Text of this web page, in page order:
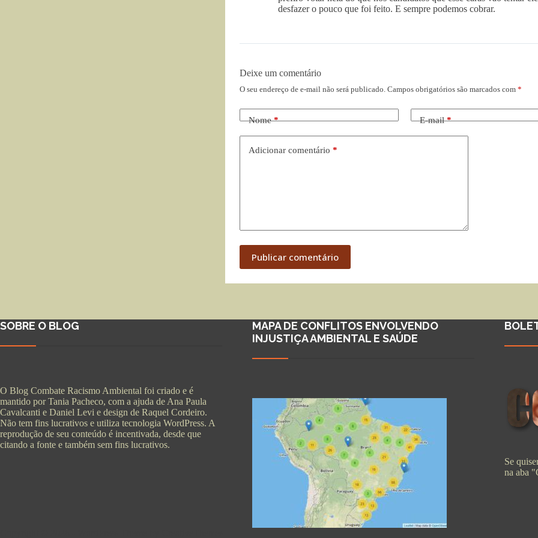
desfazer o pouco que foi feito. E sempre podemos cobrar.
Deixe um comentário
O seu endereço de e-mail não será publicado. Campos obrigatórios são marcados com *
Nome* E-mail*
Adicionar comentário *
Publicar comentário
SOBRE O BLOG
O Blog Combate Racismo Ambiental foi criado e é
mantido por Tania Pacheco, com a ajuda de Ana Paula
Cavalcanti e Daniel Levi e design de Raquel Cordeiro.
Não tem fins lucrativos e utiliza tecnologia WordPress. A
reprodução de seu conteúdo é incentivada, desde que
citando a fonte e também sem fins lucrativos.
MAPA DE CONFLITOS ENVOLVENDO
INJUSTIÇA AMBIENTAL E SAÚDE
Se
na aba